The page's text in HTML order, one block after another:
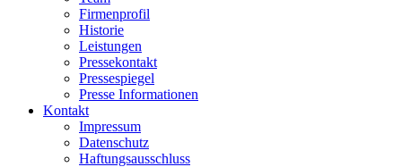
Firmenprofil
Historie
Leistungen
Pressekontakt
Pressespiegel
Presse Informationen
Kontakt
Impressum
Datenschutz
Haftungsausschluss